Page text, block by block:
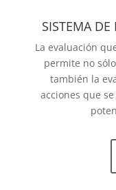
SISTEMA DE
La evaluación
permite no
también la
acciones que